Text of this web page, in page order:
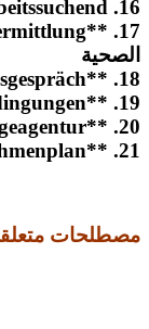
16. Arbeitssuchend – باحث عن عمل
الصحية
18. **Vorstellungsgespräch** – مقابلة عمل
19. **Arbeitsbedingungen** – ظروف العمل
20. **Pflegeagentur** – وكالة تمريض
21. **Maßnahmenplan** – خطة الإجراءات
مصطلحات متعلقة